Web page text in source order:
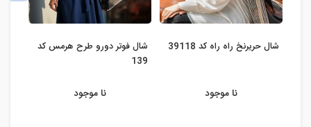
شال حریرنخ راه راه کد 39118
نا موجود
شال فوتر دورو طرح هرمس کد
139
نا موجود